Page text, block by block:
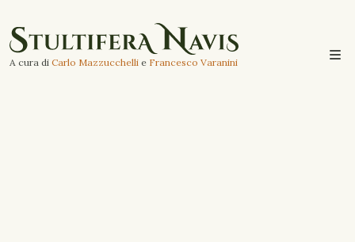
A cura di Carlo Mazzucchelli e Francesco Varanini